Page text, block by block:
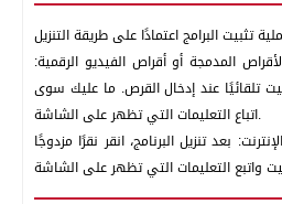
المدمجة أو أقراص الفيديو الرقمية:
تلقائيًا عند إدخال القرص. ما عليك سوى
اتباع التعليمات التي تظهر على الشاشة.
بعد تنزيل البرنامج، انقر نقرًا مزدوجًا